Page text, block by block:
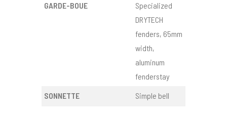
GARDE-BOUE
Specialized
DRYTECH
fenders, 65mm
width,
aluminum
fenderstay
SONNETTE
Simple bell